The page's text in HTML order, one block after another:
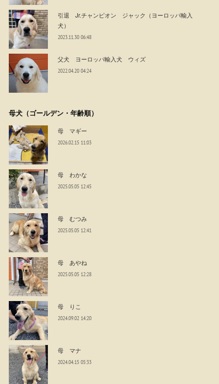
引退 Jr.チャンピオン ジャック（ヨーロッパ輸入
犬）
2023.11.30 06:48
父犬 ヨーロッパ輸入犬 ウィズ
2022.04.20 04:24
母犬（ゴールデン・年齢順）
母 マギー
2026.02.15 11:03
母 わかな
2025.05.05 12:45
母 むつみ
2025.05.05 12:41
母 あやね
2025.05.05 12:28
母 りこ
2024.09.02 14:20
母 マナ
2024.04.15 05:33